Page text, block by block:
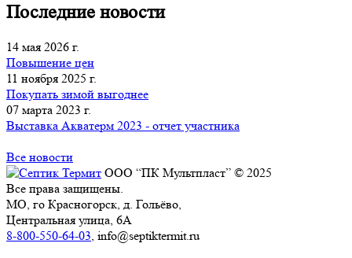
Последние новости
14 мая 2026 г.
Повышение цен
11 ноября 2025 г.
Покупать зимой выгоднее
07 марта 2023 г.
Выставка Акватерм 2023 - отчет участника
Все новости
ООО “ПК Мультпласт” © 2025
Все права защищены.
МО, го Красногорск, д. Гольёво,
Центральная улица, 6А
8-800-550-64-03, info@septiktermit.ru